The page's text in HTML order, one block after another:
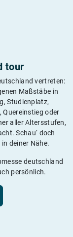
tour
vertreten:
Maßstäbe in
Studienplatz,
Quereinstieg oder
aller Altersstufen,
Schau‘ doch
deiner Nähe.
deutschland
persönlich.